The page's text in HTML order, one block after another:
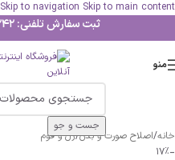
Skip to navigation Skip to main content
ثبت سفارش تلفنی: 02191010242 (ساعات اداری)
منو
جست و جو
خانه/اصلاح صورت و بدن/ژل و فوم
-17%